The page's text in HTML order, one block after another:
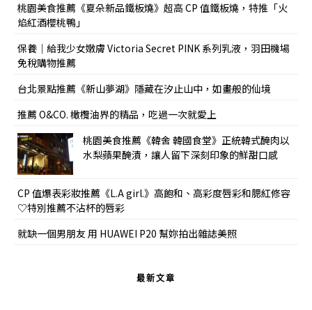
桃園美食推薦《夏朵新品鐵板燒》超高 CP 值鐵板燒，特推「火
焰紅酒櫻桃鴨」
保養｜給我少女嫩膚 Victoria Secret PINK 系列乳液，羽田機場
免稅購物推薦
台北景點推薦《新山夢湖》隱藏在汐止山中，如畫般的仙境
推薦 O&CO. 橄欖油界的精品，吃過一次就愛上
桃園美食推薦《韓舍 韓國食堂》正統韓式醃肉以
水梨蘋果醃漬，讓人留下深刻印象的鮮甜口感
CP 值爆表彩妝推薦《L.A girl.》高飽和、高彩度唇彩和腮紅修容
♡特別推薦不沾杯的唇彩
就缺一個男朋友 用 HUAWEI P20 幫妳拍出雜誌美照
最新文章